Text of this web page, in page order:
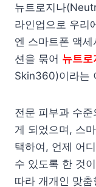
뉴트로지나
라인업으로 우리
엔 스마트폰 액
션을 묶어 뉴트
Skin360)이라는
전문 피부과 수
게 되었으며, 스
택하여, 언제 어
수 있도록 한 것
따라 개개인 맞